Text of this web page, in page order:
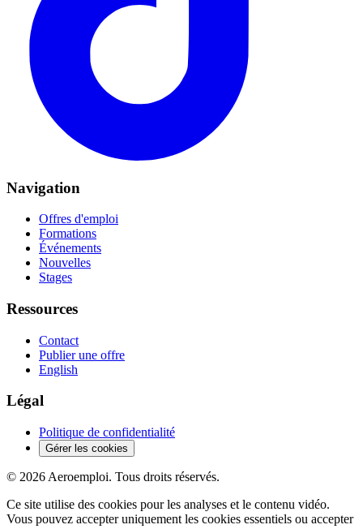
Navigation
Offres d'emploi
Formations
Événements
Nouvelles
Stages
Ressources
Contact
Publier une offre
English
Légal
Politique de confidentialité
Gérer les cookies
© 2026 Aeroemploi. Tous droits réservés.
Ce site utilise des cookies pour les analyses et le contenu vidéo.
Vous pouvez accepter uniquement les cookies essentiels ou accepter